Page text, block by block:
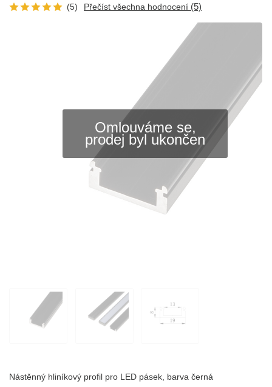
Omlouváme se,
prodej byl ukončen
(5) Přečíst všechna hodnocení (5)
Nástěnný hliníkový profil pro LED pásek, barva černá